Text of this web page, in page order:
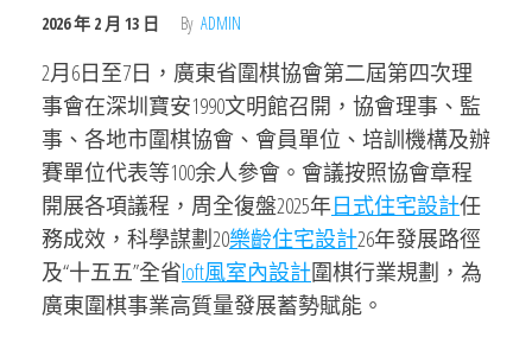
2026 年 2 月 13 日 By ADMIN
2月6日至7日，廣東省圍棋協會第二屆第四次理
事會在深圳寶安1990文明館召開，協會理事、監
事、各地市圍棋協會、會員單位、培訓機構及辦
賽單位代表等100余人參會。會議按照協會章程
開展各項議程，周全復盤2025年日式住宅設計任
務成效，科學謀劃20樂齡住宅設計26年發展路徑
及“十五五”全省loft風室內設計圍棋行業規劃，為
廣東圍棋事業高質量發展蓄勢賦能。